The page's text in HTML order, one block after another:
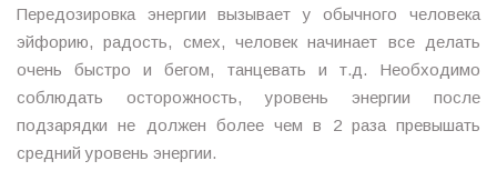
Передозировка энергии вызывает у обычного человека
эйфорию, радость, смех, человек начинает все делать
очень быстро и бегом, танцевать и т.д. Необходимо
соблюдать осторожность, уровень энергии после
подзарядки не должен более чем в 2 раза превышать
средний уровень энергии.